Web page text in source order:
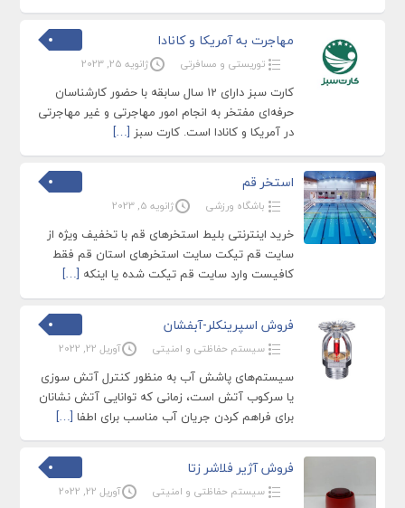
مهاجرت به آمریکا و کانادا
توریستی و مسافرتی ژانویه 25, 2023
کارت سبز دارای 12 سال سابقه با حضور کارشناسان
حرفه‌ای مفتخر به انجام امور مهاجرتی و غیر مهاجرتی
در آمریکا و کانادا است. کارت سبز […]
استخر قم
باشگاه ورزشی ژانویه 5, 2023
خرید اینترنتی بلیط استخرهای قم با تخفیف ویژه از
سایت قم تیکت سایت استخرهای استان قم فقط
کافیست وارد سایت قم تیکت شده یا اینکه […]
فروش اسپرینکلر-آبفشان
سیستم حفاظتی و امنیتی آوریل 22, 2022
سیستم‌های پاشش آب به منظور کنترل آتش سوزی
یا سرکوب آتش است، زمانی که توانایی آتش نشانان
برای فراهم کردن جریان آب مناسب برای اطفا […]
فروش آژیر فلاشر زتا
سیستم حفاظتی و امنیتی آوریل 22, 2022